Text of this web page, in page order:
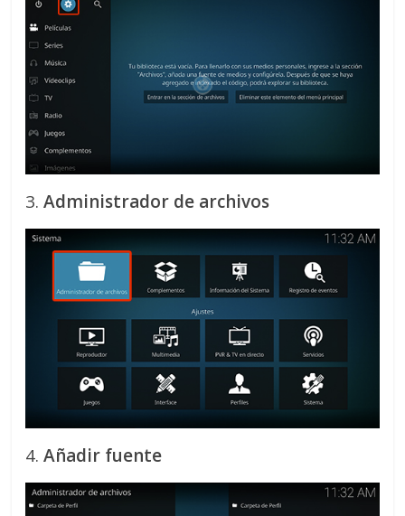
3.Administrador de archivos
4.Añadir fuente